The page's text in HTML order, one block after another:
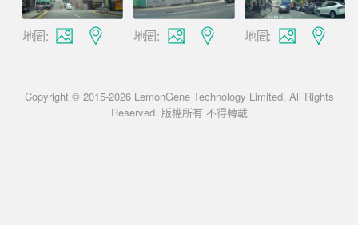
地圖: 地圖: 地圖:
Copyright © 2015-2026 LemonGene Technology Limited. All Rights
Reserved. 版權所有 不得轉載